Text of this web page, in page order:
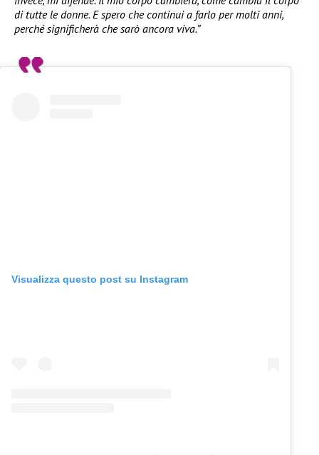
di tutte le donne. E spero che continui a farlo per molti anni,
perché significherà che sarò ancora viva.”
Visualizza questo post su Instagram